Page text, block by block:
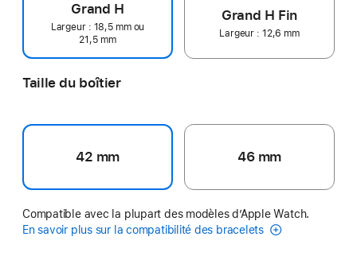
Grand H
Largeur : 18,5 mm ou
21,5 mm
Grand H Fin
Largeur : 12,6 mm
Taille du boîtier
42 mm 46 mm
Compatible avec la plupart des modèles d’Apple Watch.
En savoir plus sur la compatibilité des bracelets